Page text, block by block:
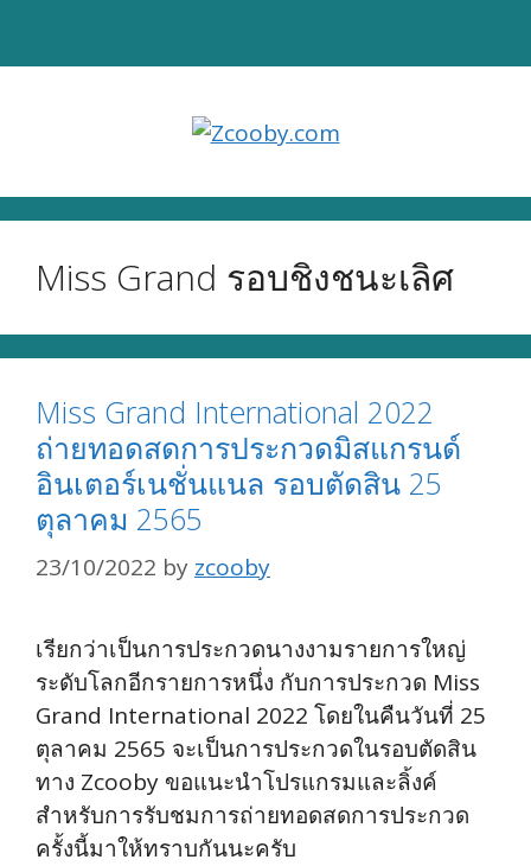
Miss Grand รอบชิงชนะเลิศ
Miss Grand International 2022
ถ่ายทอดสดการประกวดมิสแกรนด์
อินเตอร์เนชั่นแนล รอบตัดสิน 25
ตุลาคม 2565
23/10/2022 by zcooby
เรียกว่าเป็นการประกวดนางงามรายการใหญ่
ระดับโลกอีกรายการหนึ่ง กับการประกวด Miss
Grand International 2022 โดยในคืนวันที่ 25
ตุลาคม 2565 จะเป็นการประกวดในรอบตัดสิน
ทาง Zcooby ขอแนะนำโปรแกรมและลิ้งค์
สำหรับการรับชมการถ่ายทอดสดการประกวด
ครั้งนี้มาให้ทราบกันนะครับ